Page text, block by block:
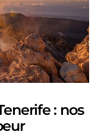
: nos